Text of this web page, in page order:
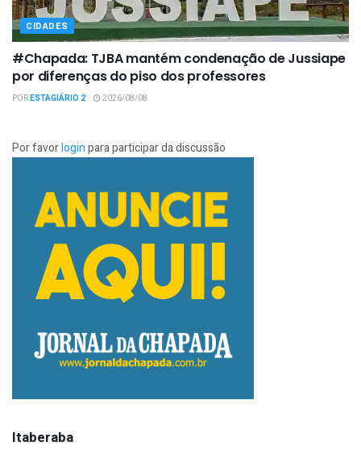
CIDADES
#Chapada: TJBA mantém condenação de Jussiape
por diferenças do piso dos professores
PORESTAGIÁRIO 2 2026/08/08
Por favorloginpara participar da discussão
Itaberaba